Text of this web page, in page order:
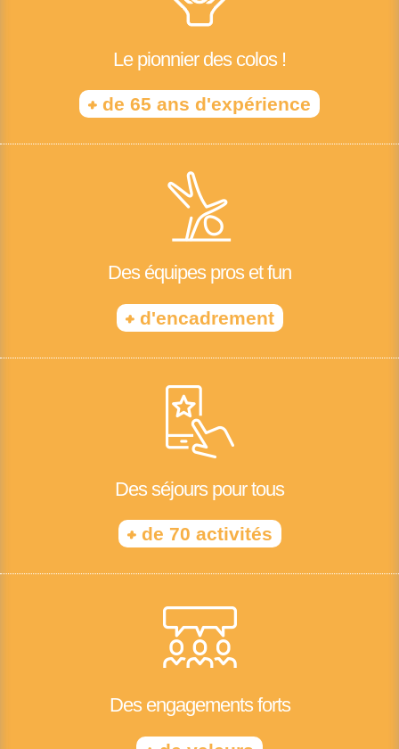
Le pionnier des colos !
+ de 65 ans d'expérience
Des équipes pros et fun
+d'encadrement
Des séjours pour tous
+de 70 activités
Des engagements forts